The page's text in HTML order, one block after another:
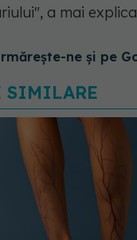
a mai
ne și pe
SIMILARE